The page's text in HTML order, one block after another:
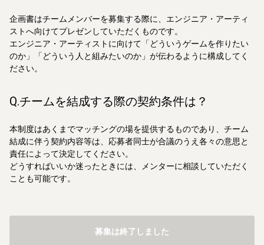
企画書はチームメンバーを募集する際に、エンジニア・アーティ
ストへ向けてプレゼンしていただくものです。
エンジニア・アーティストに向けて「どういうゲームを作りたい
のか」「どういう人と組みたいのか」が伝わるように構成してく
ださい。
Q.チームを結成する際の契約条件は？
本制度はあくまでマッチングの場を提供するものであり、チーム
結成に伴う契約内容等は、応募者同士が合議のうえ各々の意思と
責任によって決定してください。
どうすればいいか迷ったときには、メンターに相談していただく
ことも可能です。
募集は終了しました